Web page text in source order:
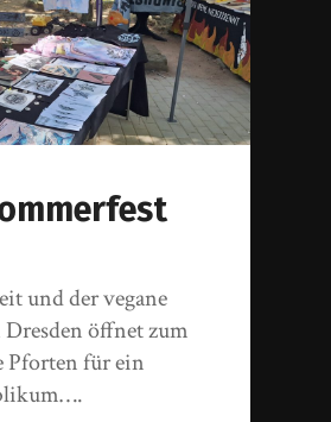
und der vegane
öffnet zum
Pforten für ein